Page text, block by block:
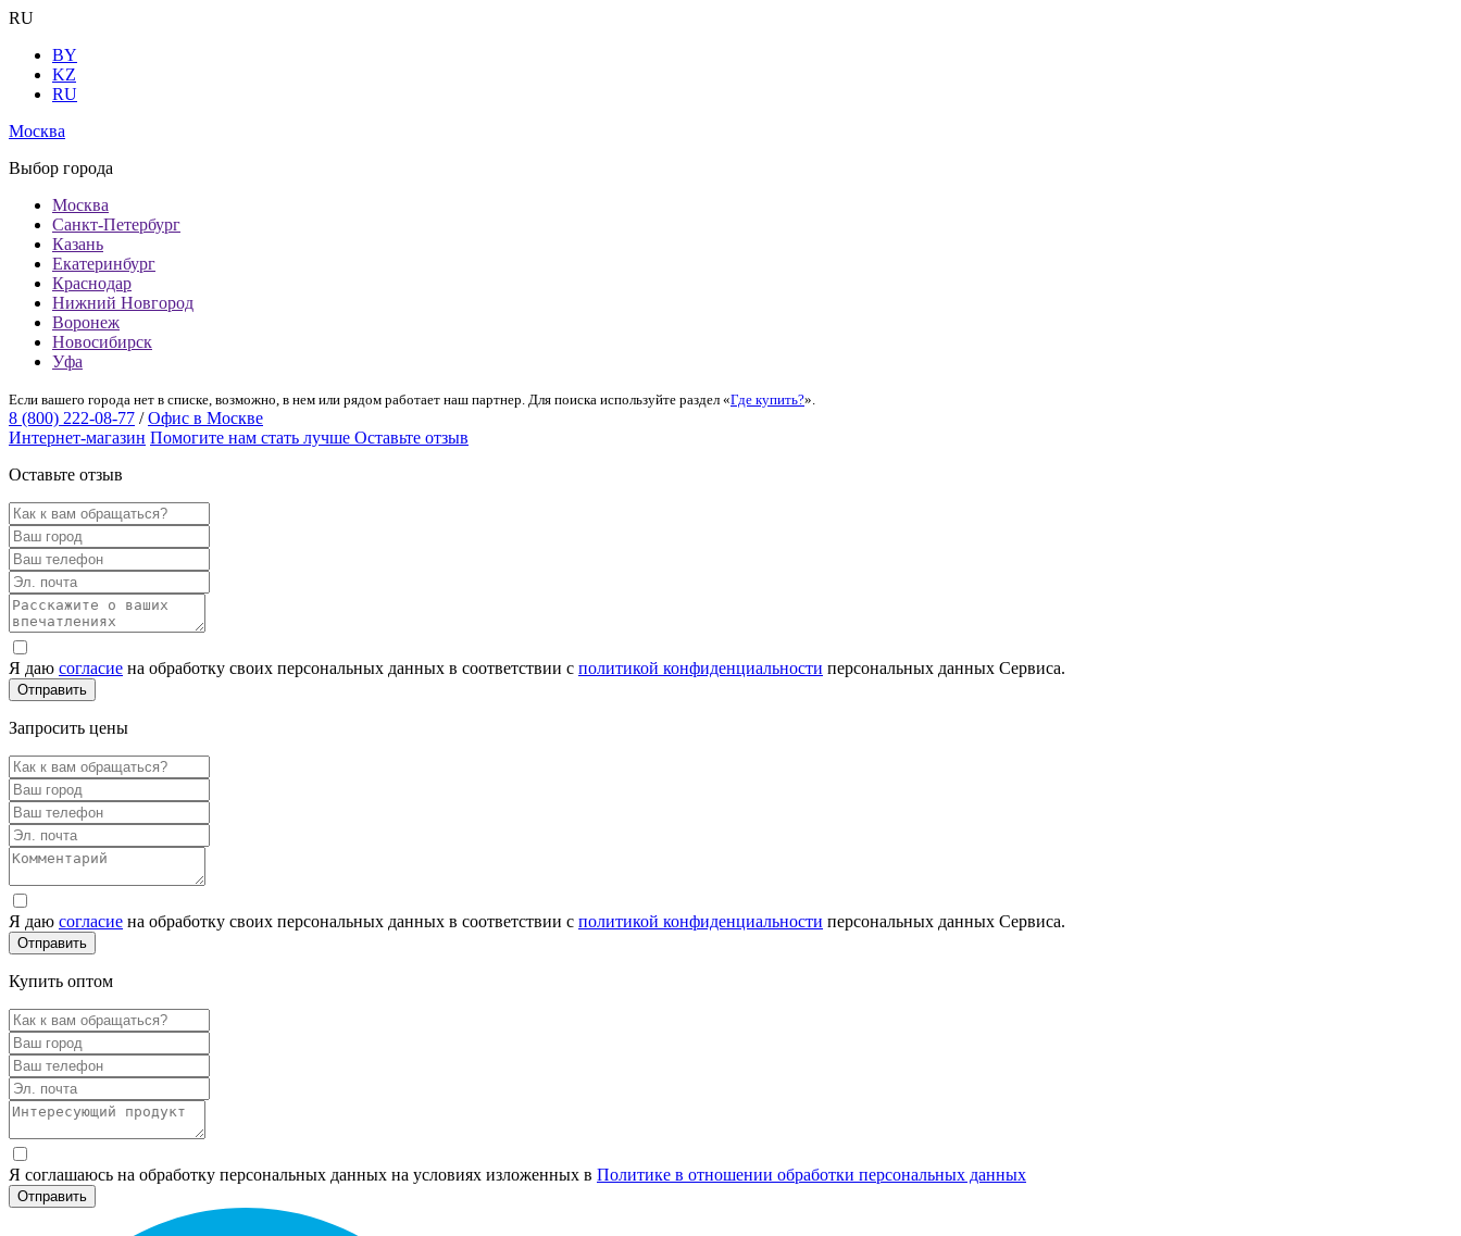
RU
BY
KZ
RU
Москва
Выбор города
Москва
Санкт-Петербург
Казань
Екатеринбург
Краснодар
Нижний Новгород
Воронеж
Новосибирск
Уфа
Если вашего города нет в списке, возможно, в нем или рядом работает наш партнер. Для поиска используйте раздел «Где купить?».
8 (800) 222-08-77 / Офис в Москве
Интернет-магазин Помогите нам стать лучше Оставьте отзыв
Оставьте отзыв
Я даю согласие на обработку своих персональных данных в соответствии с политикой конфиденциальности персональных данных Сервиса.
Запросить цены
Я даю согласие на обработку своих персональных данных в соответствии с политикой конфиденциальности персональных данных Сервиса.
Купить оптом
Я соглашаюсь на обработку персональных данных на условиях изложенных в Политике в отношении обработки персональных данных